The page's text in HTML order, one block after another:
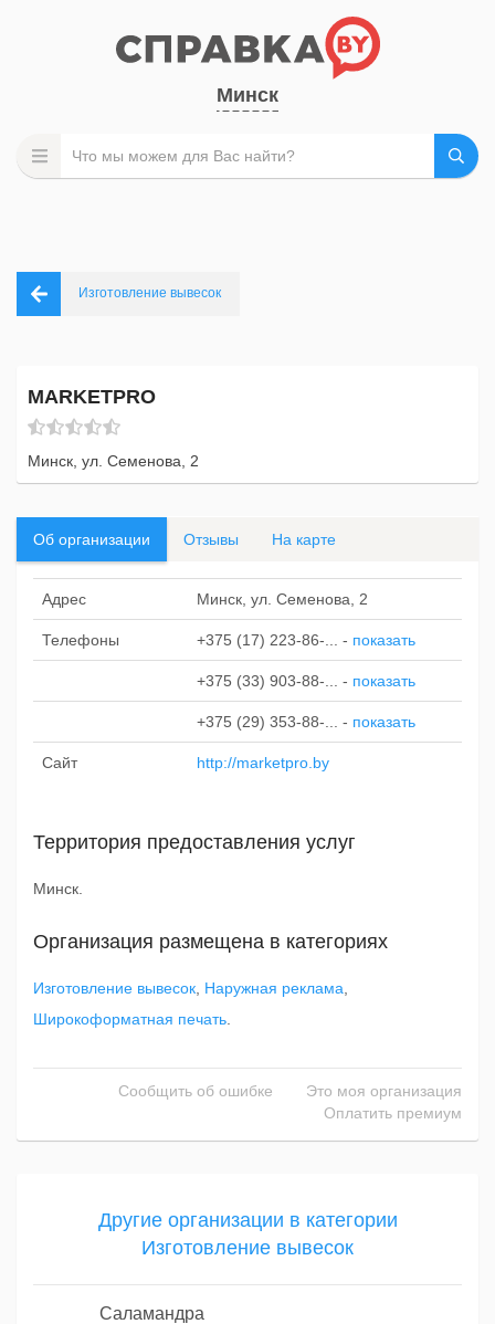
Минск
Изготовление вывесок
MARKETPRO
Минск, ул. Семенова, 2
Об организации Отзывы На карте
Адрес Минск, ул. Семенова, 2
Телефоны +375 (17) 223-86-... - показать
+375 (33) 903-88-... - показать
+375 (29) 353-88-... - показать
Сайт http://marketpro.by
Территория предоставления услуг
Минск.
Организация размещена в категориях
Изготовление вывесок Наружная реклама
Широкоформатная печать
Сообщить об ошибке
Это моя организация
Оплатить премиум
Другие организации в категории
Изготовление вывесок
Саламандра